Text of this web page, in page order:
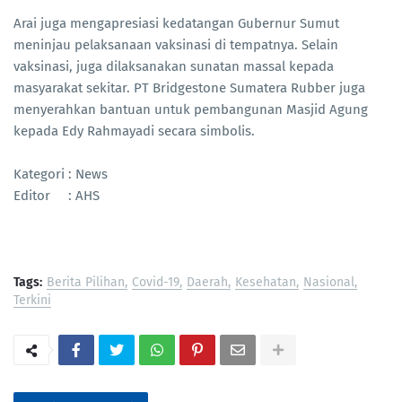
Arai juga mengapresiasi kedatangan Gubernur Sumut
meninjau pelaksanaan vaksinasi di tempatnya. Selain
vaksinasi, juga dilaksanakan sunatan massal kepada
masyarakat sekitar. PT Bridgestone Sumatera Rubber juga
menyerahkan bantuan untuk pembangunan Masjid Agung
kepada Edy Rahmayadi secara simbolis.
Kategori : News
Editor : AHS
Tags: Berita Pilihan Covid-19 Daerah Kesehatan Nasional
Terkini